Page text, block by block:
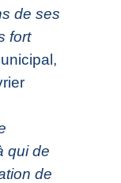
de ses
fort
qui de
de